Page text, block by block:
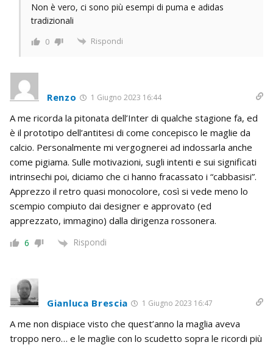
Non è vero, ci sono più esempi di puma e adidas
tradizionali
0 Rispondi
Renzo 1 Giugno 2023 16:44
A me ricorda la pitonata dell’Inter di qualche stagione fa, ed
è il prototipo dell’antitesi di come concepisco le maglie da
calcio. Personalmente mi vergognerei ad indossarla anche
come pigiama. Sulle motivazioni, sugli intenti e sui significati
intrinsechi poi, diciamo che ci hanno fracassato i “cabbasisi”.
Apprezzo il retro quasi monocolore, così si vede meno lo
scempio compiuto dai designer e approvato (ed
apprezzato, immagino) dalla dirigenza rossonera.
6 Rispondi
Gianluca Brescia 1 Giugno 2023 16:47
A me non dispiace visto che quest’anno la maglia aveva
troppo nero… e le maglie con lo scudetto sopra le ricordi più